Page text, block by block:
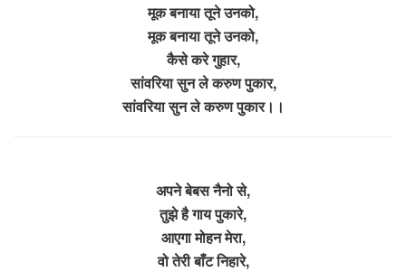
मूक बनाया तूने उनको,
मूक बनाया तूने उनको,
कैसे करे गुहार,
सांवरिया सुन ले करुण पुकार,
सांवरिया सुन ले करुण पुकार।।
अपने बेबस नैनो से,
तुझे है गाय पुकारे,
आएगा मोहन मेरा,
वो तेरी बाँट निहारे,